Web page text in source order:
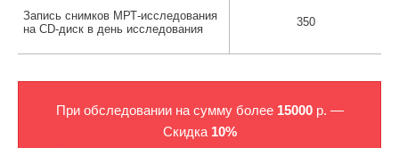
Запись снимков МРТ-исследования
на CD-диск в день исследования
350
При обследовании на сумму более 15000р. —
Скидка 10%